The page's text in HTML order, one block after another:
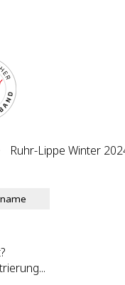
Ruhr-Lippe Winter